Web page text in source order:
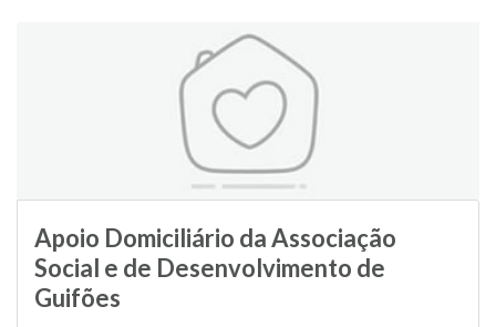
Apoio Domiciliário da Associação
Social e de Desenvolvimento de
Guifões